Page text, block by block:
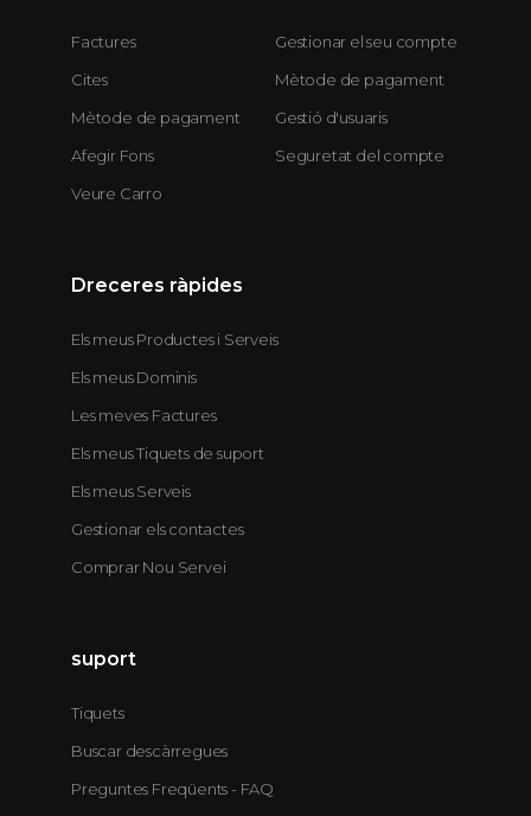
Factures
Cites
Mètode de pagament
Afegir Fons
Veure Carro
Gestionar el seu compte
Mètode de pagament
Gestió d'usuaris
Seguretat del compte
Dreceres ràpides
Els meus Productes i Serveis
Els meus Dominis
Les meves Factures
Els meus Tiquets de suport
Els meus Serveis
Gestionar els contactes
Comprar Nou Servei
suport
Tiquets
Buscar descàrregues
Preguntes Freqüents - FAQ